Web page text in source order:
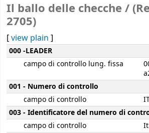
Il ballo delle checche /
2705)
[view plain ]
MARC details
000 -LEADER
campo di controllo lung. fissa
001 - Numero di controllo
campo di controllo
003 - Identificatore del numero di
campo di controllo